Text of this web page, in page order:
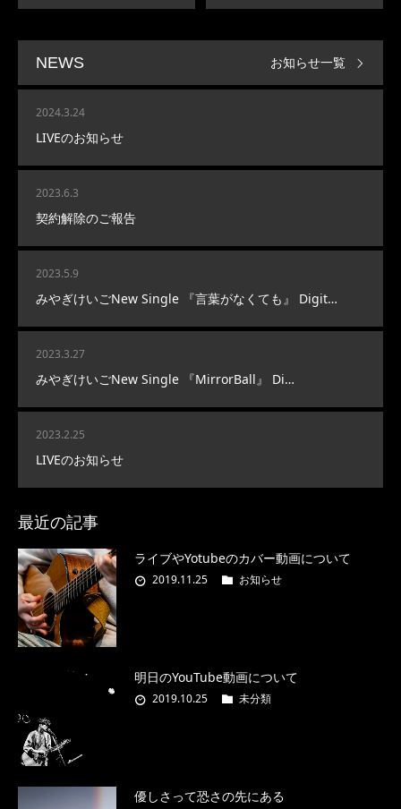
NEWS
2024.3.24
LIVEのお知らせ
2023.6.3
契約解除のご報告
2023.5.9
みやぎけいごNew Single 『言葉がなくても』 Digit…
2023.3.27
みやぎけいごNew Single 『MirrorBall』 Di…
2023.2.25
LIVEのお知らせ
お知らせ一覧
最近の記事
ライブやYotubeのカバー動画について
2019.11.25 お知らせ
明日のYouTube動画について
2019.10.25 未分類
優しさって恐さの先にある